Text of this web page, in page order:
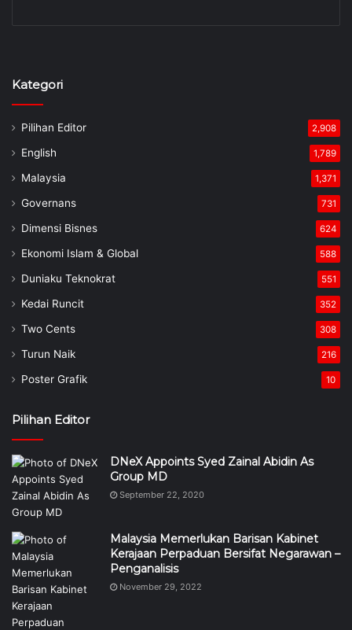
Kategori
Pilihan Editor 2,908
English 1,789
Malaysia 1,371
Governans 731
Dimensi Bisnes 624
Ekonomi Islam & Global 588
Duniaku Teknokrat 551
Kedai Runcit 352
Two Cents 308
Turun Naik 216
Poster Grafik 10
Pilihan Editor
DNeX Appoints Syed Zainal Abidin As
Group MD
September 22, 2020
Malaysia Memerlukan Barisan Kabinet
Kerajaan Perpaduan Bersifat Negarawan –
Penganalisis
November 29, 2022